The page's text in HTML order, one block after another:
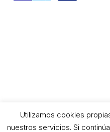
Utilizamos cookies
nuestros servicios. Si